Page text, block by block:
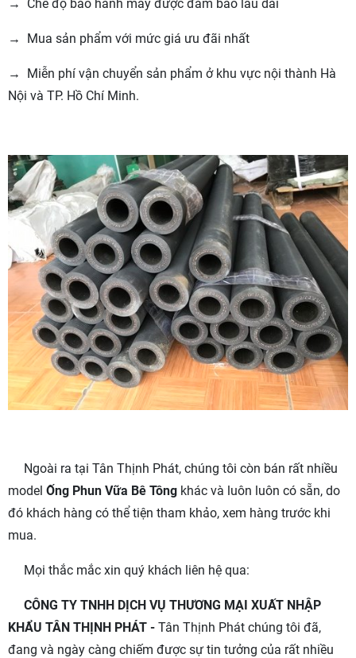
→ Chế độ bảo hành máy được đảm bảo lâu dài
→ Mua sản phẩm với mức giá ưu đãi nhất
→ Miễn phí vận chuyển sản phẩm ở khu vực nội thành Hà
Nội và TP. Hồ Chí Minh.
Ngoài ra tại Tân Thịnh Phát, chúng tôi còn bán rất nhiều
model Ống Phun Vữa Bê Tông khác và luôn luôn có sẵn, do
đó khách hàng có thể tiện tham khảo, xem hàng trước khi
mua.
Mọi thắc mắc xin quý khách liên hệ qua:
CÔNG TY TNHH DỊCH VỤ THƯƠNG MẠI XUẤT NHẬP
KHẨU TÂN THỊNH PHÁT - Tân Thịnh Phát chúng tôi đã,
đang và ngày càng chiếm được sự tin tưởng của rất nhiều